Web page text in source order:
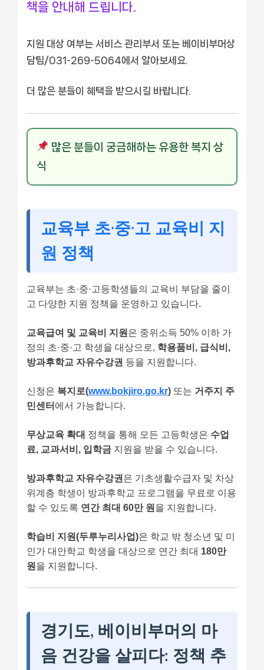
책을 안내해 드립니다.
지원 대상 여부는 서비스 관리부서 또는 베이비부머상
담팀/031-269-5064에서 알아보세요.
더 많은 분들이 혜택을 받으시길 바랍니다.
많은 분들이 궁금해하는 유용한 복지 상
식
교육부 초·중·고 교육비 지
원 정책
교육부는 초·중·고등학생들의 교육비 부담을 줄이
고 다양한 지원 정책을 운영하고 있습니다.
교육급여 및 교육비 지원 은 중위소득 50% 이하 가
정의 초·중·고 학생을 대상으로, 학용품비, 급식비,
방과후학교 자유수강권 등을 지원합니다.
신청은 복지로(www.bokjiro.go.kr) 또는 거주지 주
민센터 에서 가능합니다.
무상교육 확대 정책을 통해 모든 고등학생은 수업
료, 교과서비, 입학금 지원을 받을 수 있습니다.
방과후학교 자유수강권 은 기초생활수급자 및 차상
위계층 학생이 방과후학교 프로그램을 무료로 이용
할 수 있도록 연간 최대 60만 원 을 지원합니다.
학습비 지원(두루누리사업)은 학교 밖 청소년 및 미
인가 대안학교 학생을 대상으로 연간 최대 180만
원 을 지원합니다.
경기도, 베이비부머의 마
음 건강을 살피다: 정책 추